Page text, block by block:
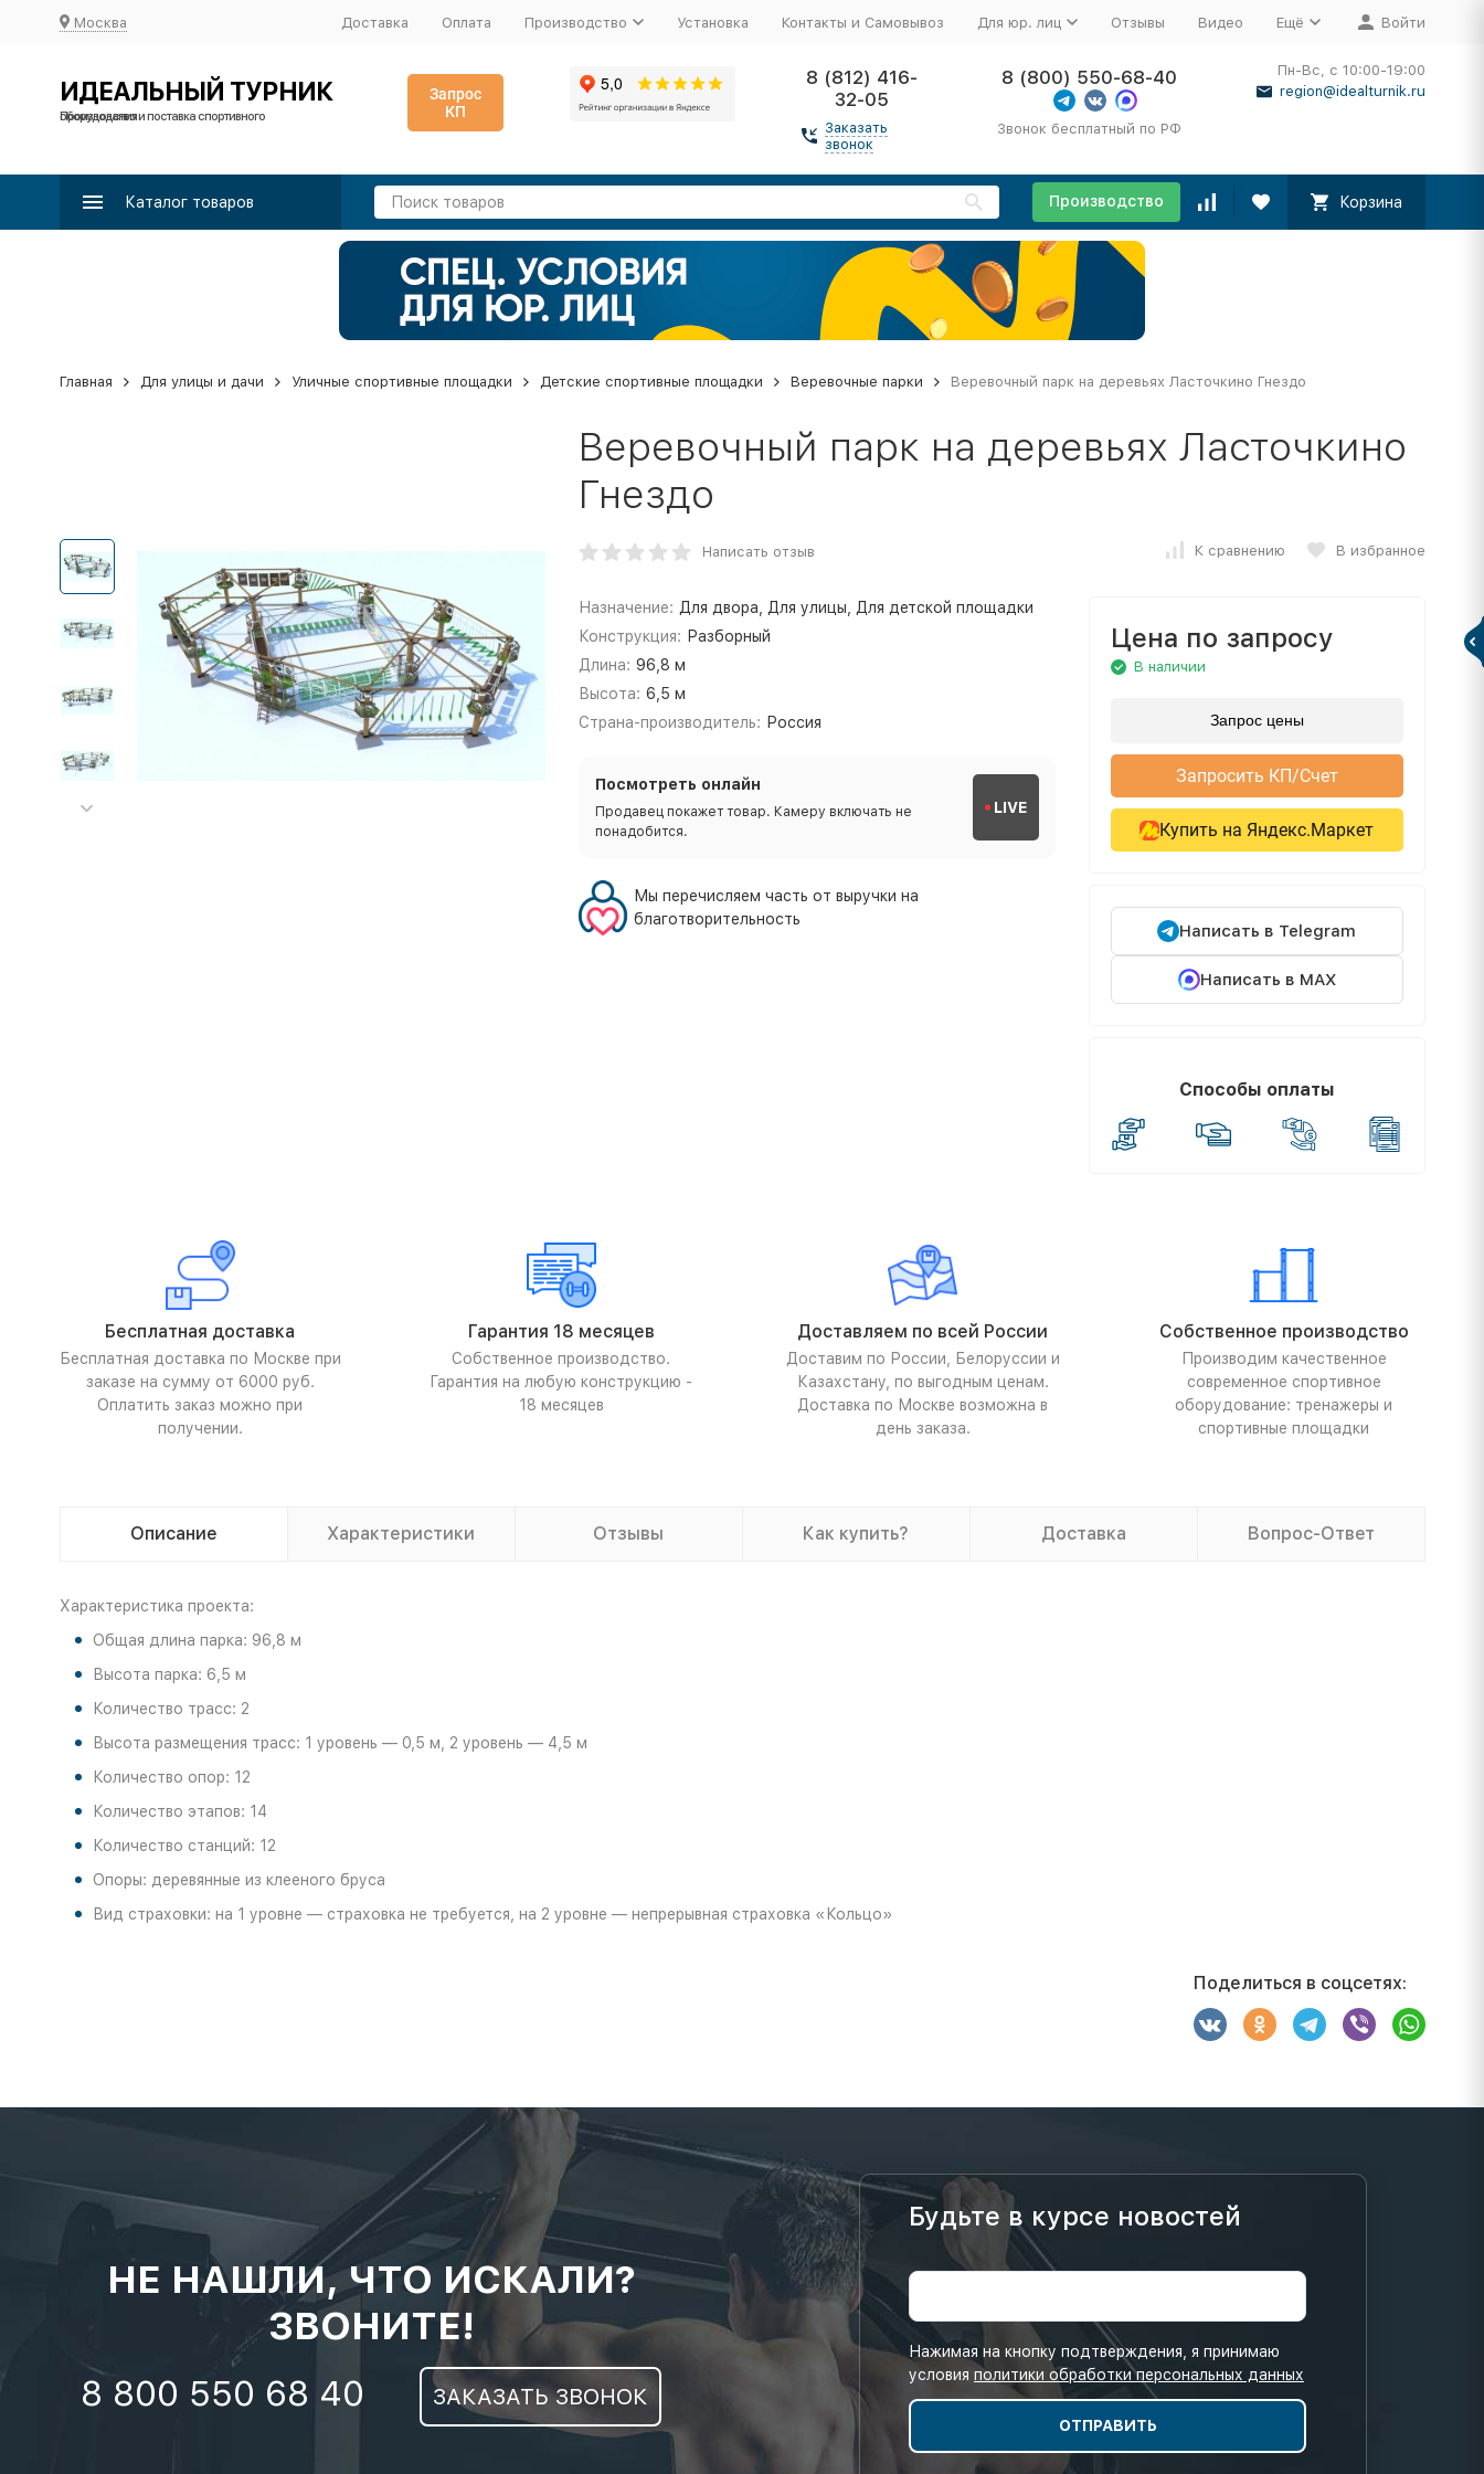
Москва Доставка Оплата Производство Установка Контакты и Самовывоз Для юр. лиц Отзывы Видео Ещё Войти
ИДЕАЛЬНЫЙ ТУРНИК
Производство и поставка спортивного оборудования
Запрос
КП
8 (812) 416-
32-05
Заказать
звонок
8 (800) 550-68-40
Звонок бесплатный по РФ
Пн-Вс, с 10:00-19:00
region@idealturnik.ru
Каталог товаров Производство Корзина
Главная Для улицы и дачи Уличные спортивные площадки Детские спортивные площадки Веревочные парки Веревочный парк на деревьях Ласточкино Гнездо
Веревочный парк на деревьях Ласточкино
Гнездо
Написать отзыв К сравнению В избранное
Назначение: Для двора, Для улицы, Для детской площадки
Конструкция: Разборный
Длина: 96,8 м
Высота: 6,5 м
Страна-производитель: Россия
Посмотреть онлайн
Продавец покажет товар. Камеру включать не
понадобится.
LIVE
Мы перечисляем часть от выручки на
благотворительность
Цена по запросу
В наличии
Запрос цены
Запросить КП/Счет
Купить на Яндекс.Маркет
Написать в Telegram
Написать в MAX
Способы оплаты
Бесплатная доставка
Бесплатная доставка по Москве при
заказе на сумму от 6000 руб.
Оплатить заказ можно при
получении.
Гарантия 18 месяцев
Собственное производство.
Гарантия на любую конструкцию -
18 месяцев
Доставляем по всей России
Доставим по России, Белоруссии и
Казахстану, по выгодным ценам.
Доставка по Москве возможна в
день заказа.
Собственное производство
Производим качественное
современное спортивное
оборудование: тренажеры и
спортивные площадки
Описание Характеристики Отзывы Как купить? Доставка Вопрос-Ответ
Характеристика проекта:
Общая длина парка: 96,8 м
Высота парка: 6,5 м
Количество трасс: 2
Высота размещения трасс: 1 уровень — 0,5 м, 2 уровень — 4,5 м
Количество опор: 12
Количество этапов: 14
Количество станций: 12
Опоры: деревянные из клееного бруса
Вид страховки: на 1 уровне — страховка не требуется, на 2 уровне — непрерывная страховка «Кольцо»
Поделиться в соцсетях:
НЕ НАШЛИ, ЧТО ИСКАЛИ?
ЗВОНИТЕ!
8 800 550 68 40 ЗАКАЗАТЬ ЗВОНОК
Будьте в курсе новостей
Нажимая на кнопку подтверждения, я принимаю
условия политики обработки персональных данных